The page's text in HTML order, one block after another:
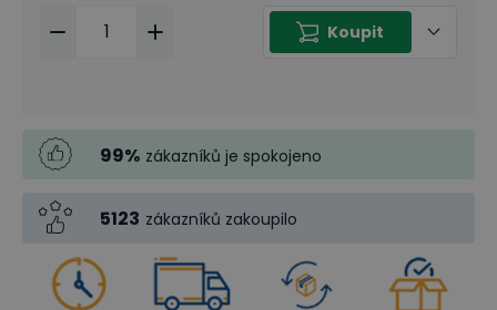
Koupit
99% zákazníků je spokojeno
5123 zákazníků zakoupilo